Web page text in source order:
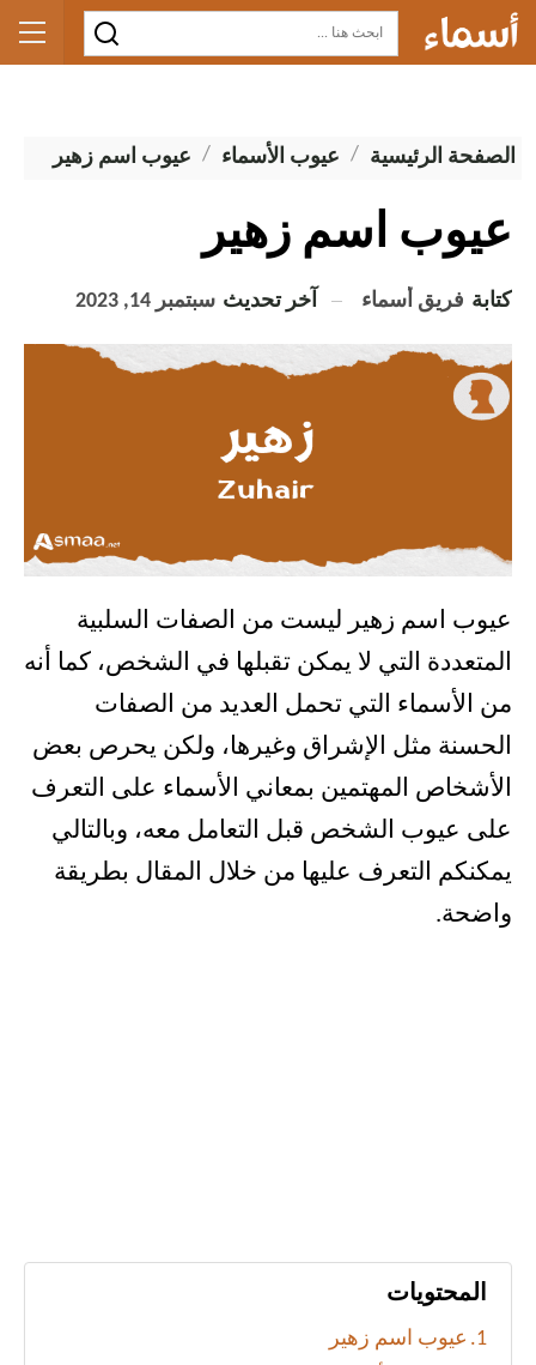
الصفحة الرئيسية عيوب الأسماء عيوب اسم زهير
عيوب اسم زهير
كتابة فريق أسماء آخر تحديث سبتمبر 14, 2023
عيوب اسم زهير ليست من الصفات السلبية
المتعددة التي لا يمكن تقبلها في الشخص، كما أنه
من الأسماء التي تحمل العديد من الصفات
الحسنة مثل الإشراق وغيرها، ولكن يحرص بعض
الأشخاص المهتمين بمعاني الأسماء على التعرف
على عيوب الشخص قبل التعامل معه، وبالتالي
يمكنكم التعرف عليها من خلال المقال بطريقة
واضحة.
المحتويات
عيوب اسم زهير